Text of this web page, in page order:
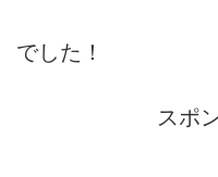
でした！
スポ